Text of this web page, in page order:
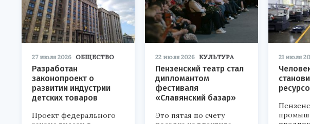
27 июля 2026 ОБЩЕСТВО
Разработан
законопроект о
развитии индустрии
детских товаров
Проект федерального
22 июля 2026 КУЛЬТУРА
Пензенский театр стал
дипломантом
фестиваля
«Славянский базар»
Это пятая по счету
21 июля